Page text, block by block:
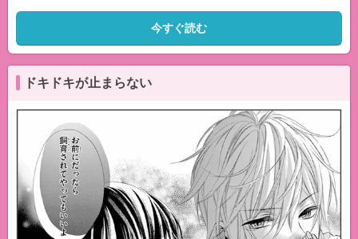
今すぐ読む
ドキドキが止まらない